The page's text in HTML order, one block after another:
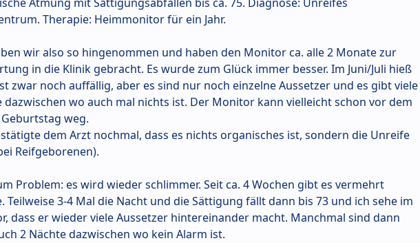
Atmung mit Sättigungsabfällen bis ca. 75. Diagnose: Unreifes
Therapie: Heimmonitor für ein Jahr.
wir also so hingenommen und haben den Monitor ca. alle 2 Monate zur
in die Klinik gebracht. Es wurde zum Glück immer besser. Im Juni/Juli hieß
zwar noch auffällig, aber es sind nur noch einzelne Aussetzer und es gibt viele
dazwischen wo auch mal nichts ist. Der Monitor kann vielleicht schon vor dem
weg.
dem Arzt nochmal, dass es nichts organisches ist, sondern die Unreife
Reifgeborenen).
Problem: es wird wieder schlimmer. Seit ca. 4 Wochen gibt es vermehrt
Teilweise 3-4 Mal die Nacht und die Sättigung fällt dann bis 73 und ich sehe im
dass er wieder viele Aussetzer hintereinander macht. Manchmal sind dann
2 Nächte dazwischen wo kein Alarm ist.